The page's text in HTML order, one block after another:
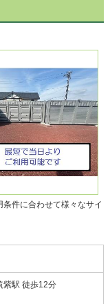
条件に合わせて様々なサイ
紫駅 徒歩12分